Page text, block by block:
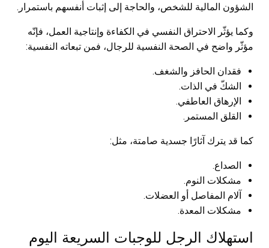
الشؤون المالية للشخص، والحاجة إلى إثبات أنفسهم باستمرار.
وكما يؤثّر الاحتراق النفسي في الكفاءة وإنتاجية العمل، فإنّه
مؤثّر واضح في الصحة النفسية للرجال، فمن تبعاته النفسية:
فقدان الحافز والشغف.
الشكّ في الذات.
الإرهاق العاطفي.
القلق المستمر.
كما قد يترك آثارًا جسدية صامتة، مثل:
الصداع.
مشكلات النوم.
آلام المفاصل أو العضلات.
مشكلات المعدة.
استهلاك الرجل للوجبات السريعة اليوم